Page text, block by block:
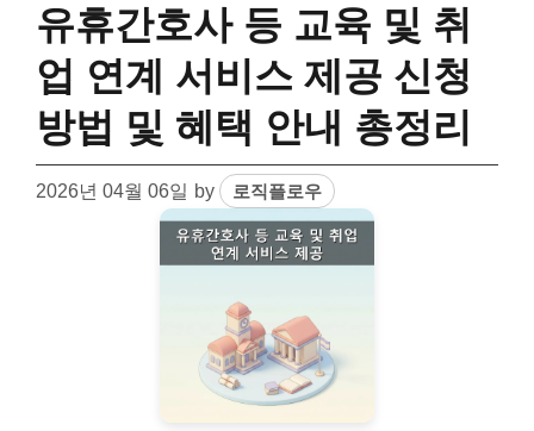
유휴간호사 등 교육 및 취
업 연계 서비스 제공 신청
방법 및 혜택 안내 총정리
2026년 04월 06일 by 로직플로우